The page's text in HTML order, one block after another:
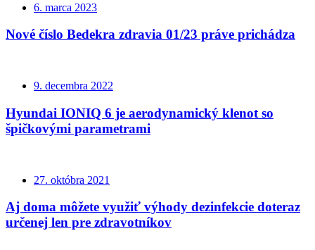
6. marca 2023
Nové číslo Bedekra zdravia 01/23 práve prichádza
9. decembra 2022
Hyundai IONIQ 6 je aerodynamický klenot so
špičkovými parametrami
27. októbra 2021
Aj doma môžete využiť výhody dezinfekcie doteraz
určenej len pre zdravotníkov